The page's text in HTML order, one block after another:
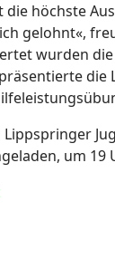
die höchste
gelohnt«,
wurden
um